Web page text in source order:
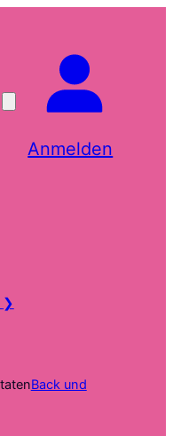
Anmelden
❯
Back und